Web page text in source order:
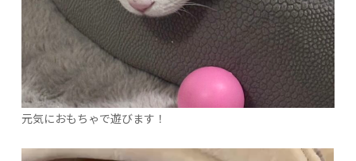
元気におもちゃで遊びます！